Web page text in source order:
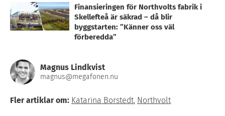
Finansieringen för Northvolts fabrik i
Skellefteå är säkrad – då blir
byggstarten: ”Känner oss väl
förberedda”
Magnus Lindkvist
magnus@megafonen.nu
Fler artiklar om: Katarina Borstedt, Northvolt